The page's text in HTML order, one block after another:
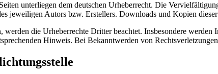
unterliegen dem deutschen Urheberrecht. Die
jeweiligen Autors bzw. Erstellers. Downloads und Kopien
die Urheberrechte Dritter beachtet. Insbesondere
Hinweis. Bei Bekanntwerden von